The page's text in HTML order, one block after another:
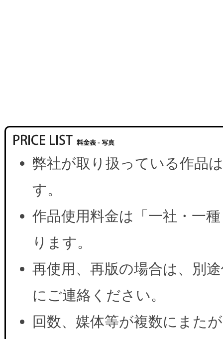
弊社が取り扱っている作品
す。
作品使用料金は「一社・一
ります。
再使用、再版の場合は、別
にご連絡ください。
回数、媒体等が複数にまた